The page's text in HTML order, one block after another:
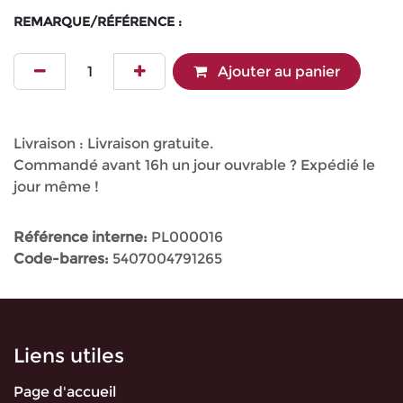
REMARQUE/RÉFÉRENCE :
Ajouter au panier
Livraison : Livraison gratuite.
Commandé avant 16h un jour ouvrable ? Expédié le
jour même !
Référence interne: PL000016
Code-barres: 5407004791265
Liens utiles
Page d'accueil